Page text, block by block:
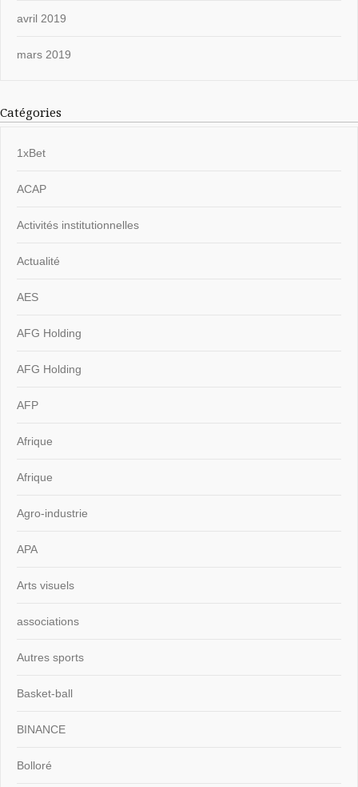
avril 2019
mars 2019
Catégories
1xBet
ACAP
Activités institutionnelles
Actualité
AES
AFG Holding
AFG Holding
AFP
Afrique
Afrique
Agro-industrie
APA
Arts visuels
associations
Autres sports
Basket-ball
BINANCE
Bolloré